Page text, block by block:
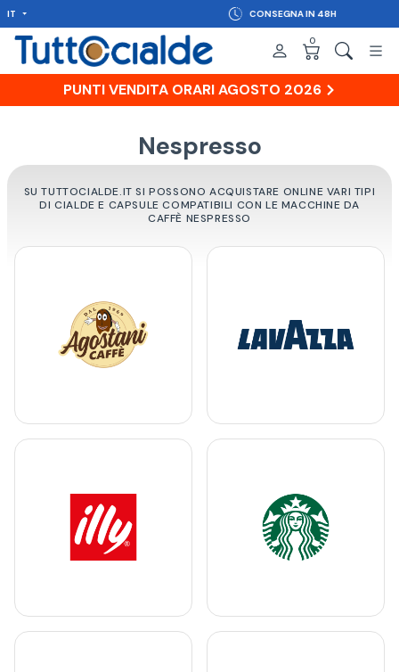
IT CONSEGNA IN 48H
0
PUNTI VENDITA ORARI AGOSTO 2026
Nespresso
SU TUTTOCIALDE.IT SI POSSONO ACQUISTARE ONLINE VARI TIPI
DI CIALDE E CAPSULE COMPATIBILI CON LE MACCHINE DA
CAFFÈ NESPRESSO